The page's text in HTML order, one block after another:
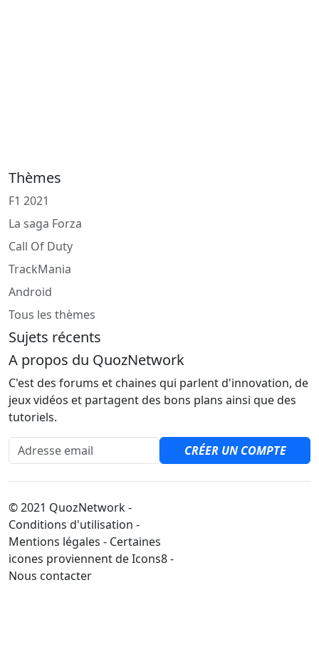
Thèmes
F1 2021
La saga Forza
Call Of Duty
TrackMania
Android
Tous les thèmes
Sujets récents
A propos du QuozNetwork
C'est des forums et chaines qui parlent d'innovation, de
jeux vidéos et partagent des bons plans ainsi que des
tutoriels.
Adresse email
CRÉER UN COMPTE
© 2021 QuozNetwork -
Conditions d'utilisation -
Mentions légales - Certaines
icones proviennent de Icons8 -
Nous contacter